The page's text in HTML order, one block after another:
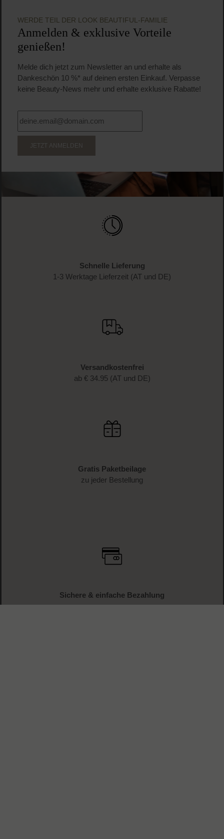
WERDE TEIL DER LOOK BEAUTIFUL-FAMILIE
Anmelden & exklusive Vorteile
genießen!
Melde dich jetzt zum Newsletter an und erhalte als
Dankeschön 10 %* auf deinen ersten Einkauf. Verpasse
keine Beauty-News mehr und erhalte exklusive Rabatte!
JETZT ANMELDEN
Schnelle Lieferung
1-3 Werktage Lieferzeit (AT und DE)
Versandkostenfrei
ab € 34.95 (AT und DE)
Gratis Paketbeilage
zu jeder Bestellung
Sichere & einfache Bezahlung